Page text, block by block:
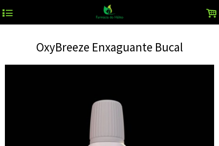
4 .
OxyBreeze Enxaguante Bucal